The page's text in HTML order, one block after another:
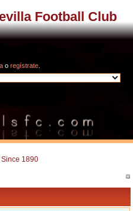
Football Club
o regístrate
Since 1890